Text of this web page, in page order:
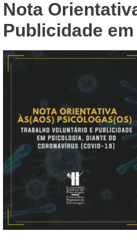
Nota
Publicidade